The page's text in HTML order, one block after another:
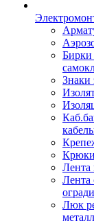
Бирки
Знаки
Крюки
Лента
Лента
Люк